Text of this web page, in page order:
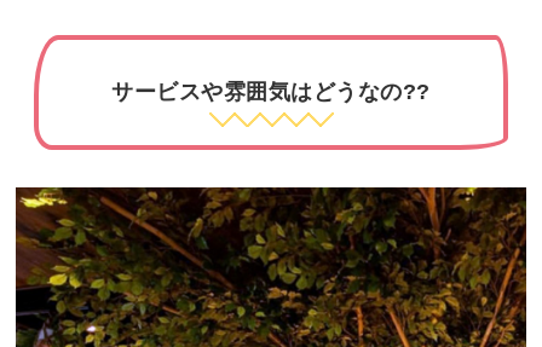
サービスや雰囲気はどうなの??